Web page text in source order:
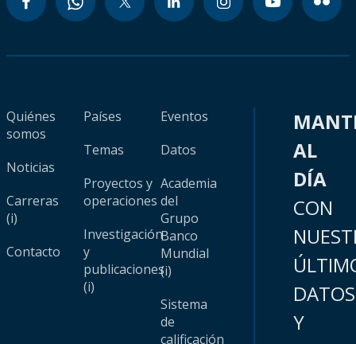
Quiénes
somos
Noticias
Carreras
(i)
Contacto
Países
Temas
Proyectos y
operaciones
Investigación
y
publicaciones
(i)
Eventos
Datos
Academia
del
Grupo
Banco
Mundial
(i)
Sistema
de
calificación
AL
DÍA
CON
DATOS
Y